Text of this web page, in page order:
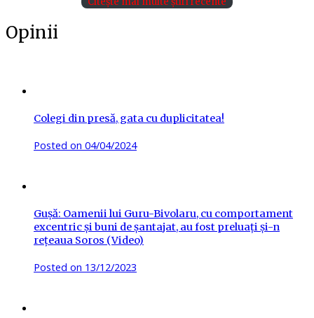
Opinii
Colegi din presă, gata cu duplicitatea!
Posted on 04/04/2024
Gușă: Oamenii lui Guru-Bivolaru, cu comportament
excentric și buni de șantajat, au fost preluați și-n
rețeaua Soros (Video)
Posted on 13/12/2023